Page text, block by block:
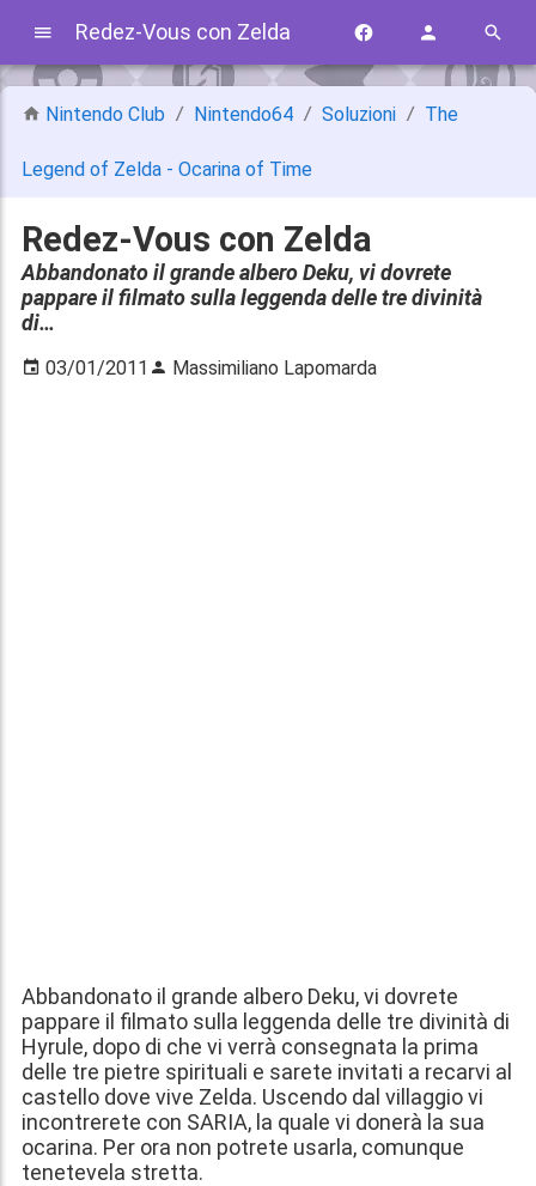
Redez-Vous con Zelda
Nintendo Club Nintendo64 Soluzioni The
Legend of Zelda - Ocarina of Time
Redez-Vous con Zelda
Abbandonato il grande albero Deku, vi dovrete
pappare il filmato sulla leggenda delle tre divinità
di…
03/01/2011 Massimiliano Lapomarda
Abbandonato il grande albero Deku, vi dovrete
pappare il filmato sulla leggenda delle tre divinità di
Hyrule, dopo di che vi verrà consegnata la prima
delle tre pietre spirituali e sarete invitati a recarvi al
castello dove vive Zelda. Uscendo dal villaggio vi
incontrerete con SARIA, la quale vi donerà la sua
ocarina. Per ora non potrete usarla, comunque
tenetevela stretta.